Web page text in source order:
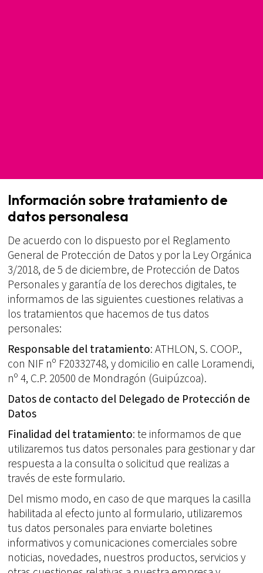
Información sobre tratamiento de
datos personalesa
De acuerdo con lo dispuesto por el Reglamento
General de Protección de Datos y por la Ley Orgánica
3/2018, de 5 de diciembre, de Protección de Datos
Personales y garantía de los derechos digitales, te
informamos de las siguientes cuestiones relativas a
los tratamientos que hacemos de tus datos
personales:
Responsable del tratamiento: ATHLON, S. COOP.,
con NIF nº F20332748, y domicilio en calle Loramendi,
nº 4, C.P. 20500 de Mondragón (Guipúzcoa).
Datos de contacto del Delegado de Protección de
Datos
Finalidad del tratamiento: te informamos de que
utilizaremos tus datos personales para gestionar y dar
respuesta a la consulta o solicitud que realizas a
través de este formulario.
Del mismo modo, en caso de que marques la casilla
habilitada al efecto junto al formulario, utilizaremos
tus datos personales para enviarte boletines
informativos y comunicaciones comerciales sobre
noticias, novedades, nuestros productos, servicios y